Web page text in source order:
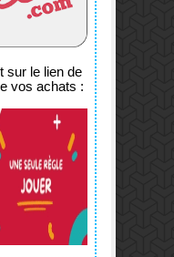
sur le lien de
vos achats :